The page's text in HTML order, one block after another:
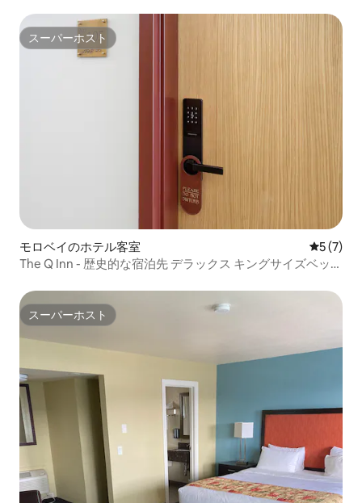
スーパーホスト
スーパーホスト
モロベイのホテル客室 レビュー
5 (7)
The Q Inn - 歴史的な宿泊先 デラックス キングサイズベッド
スーパーホスト
スーパーホスト